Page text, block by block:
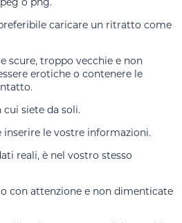
caricare un ritratto come
scure, troppo vecchie e non
erotiche o contenere le
siete da soli.
inserire le vostre informazioni.
reali, è nel vostro stesso
con attenzione e non dimenticate